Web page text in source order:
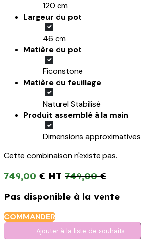
120 cm
Largeur du pot
46 cm
Matière du pot
Ficonstone
Matière du feuillage
Naturel Stabilisé
Produit assemblé à la main
Dimensions approximatives
Cette combinaison n'existe pas.
749,00 € 749,00€
Pas disponible à la vente
COMMANDER
Ajouter à la liste de s​o​uh​aits